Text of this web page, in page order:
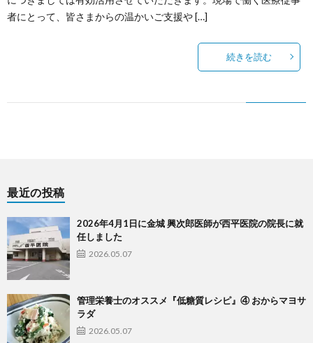
者にとって、皆さまからの温かいご支援や […]
続きを読む
最近の投稿
2026年4月1日に金城 興次郎医師が西平医院の院長に就
任しました
2026.05.07
管理栄養士のオススメ『低糖質レシピ』④ おからマヨサ
ラダ
2026.05.07